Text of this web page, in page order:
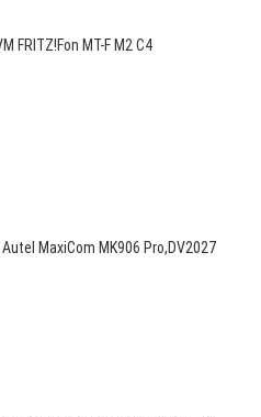
FRITZ!Fon MT-F M2 C4
MaxiCom MK906 Pro,DV2027